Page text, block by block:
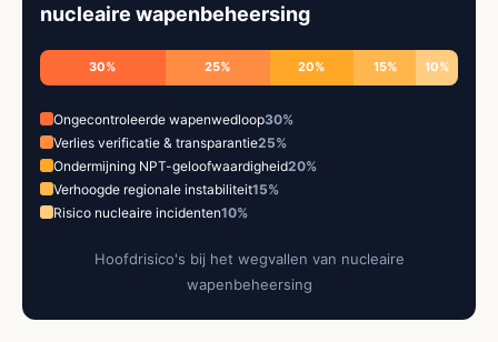
nucleaire wapenbeheersing
30% 25% 20% 15% 10%
Ongecontroleerde wapenwedloop30%
Verlies verificatie & transparantie25%
Ondermijning NPT-geloofwaardigheid20%
Verhoogde regionale instabiliteit15%
Risico nucleaire incidenten10%
Hoofdrisico's bij het wegvallen van nucleaire
wapenbeheersing